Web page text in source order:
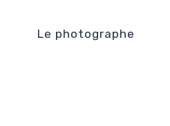
Le photographe